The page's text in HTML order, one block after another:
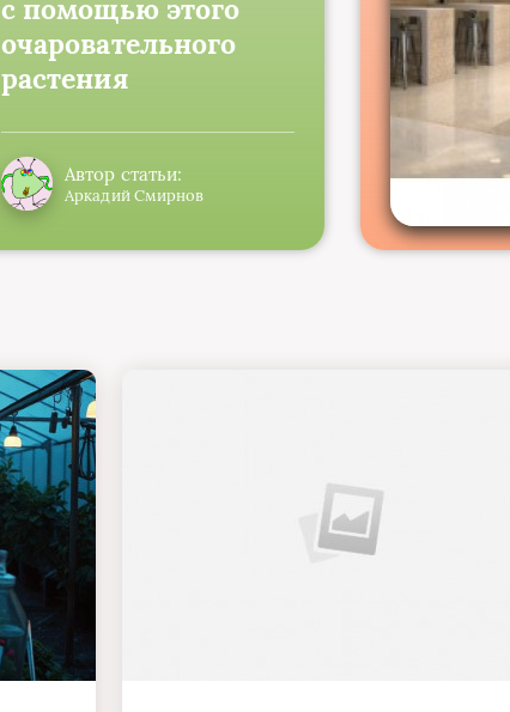
с помощью этого
очаровательного
растения
Автор статьи:
Аркадий Смирнов